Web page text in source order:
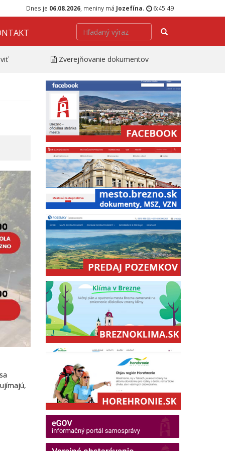
Dnes je 06.08.2026 , meniny má Jozefína. 6:45:50
Hľadať
Zverejňovanie dokumentov